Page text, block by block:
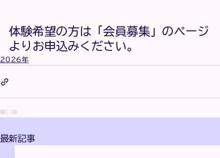
体験希望の方は「会員募集」のページ
よりお申込みください。
2026年
最新記事